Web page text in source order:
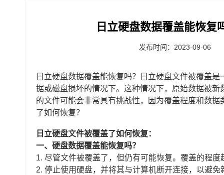
日立硬盘数据覆盖能恢复
发布时间：2023-09-06
日立硬盘数据覆盖能恢复吗？日立硬盘文件被覆盖
据或磁盘损坏的情况下。这种情况下，原始数据被
的文件可能会非常具有挑战性，因为覆盖程度和数
了如何恢复？
日立硬盘文件被覆盖了如何恢复：
一、硬盘数据覆盖能恢复吗？
1. 尽管文件被覆盖了，但仍有可能恢复。覆盖的程
2. 停止使用硬盘，并将其与计算机断开连接，以避